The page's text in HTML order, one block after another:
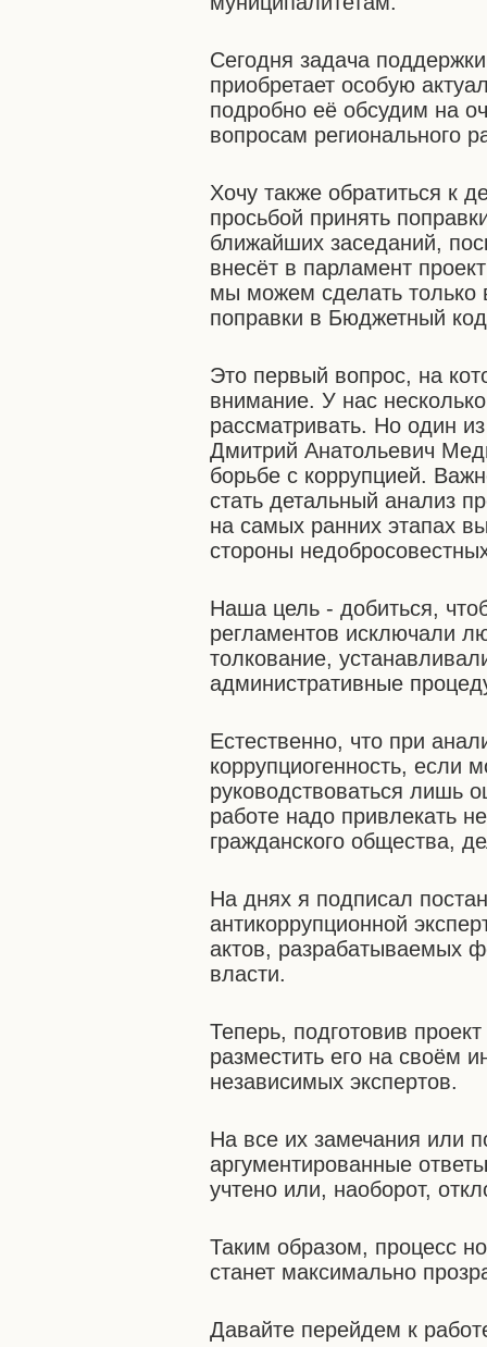
Сегодня задача
приобретает особую
подробно её обсудим на
вопросам регионального
Хочу также обратиться к
просьбой принять
ближайших заседаний,
внесёт в парламент
мы можем сделать только
поправки в Бюджетный
Это первый вопрос, на
внимание. У нас
рассматривать. Но один
Дмитрий Анатольевич
борьбе с коррупцией.
стать детальный анализ
на самых ранних этапах
стороны
Наша цель - добиться,
регламентов исключали
толкование,
административные
Естественно, что при
коррупциогенность, если
руководствоваться лишь
работе надо привлекать
гражданского общества,
На днях я подписал
антикоррупционной
актов, разрабатываемых
власти.
Теперь, подготовив
разместить его на своём
независимых экспертов.
На все их замечания или
аргументированные
учтено или, наоборот,
Таким образом, процесс
станет максимально
Давайте перейдем к